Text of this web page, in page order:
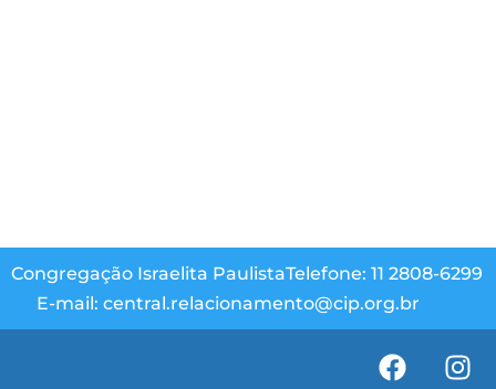
Congregação Israelita PaulistaTelefone: 11 2808-6299
E-mail: central.relacionamento@cip.org.br